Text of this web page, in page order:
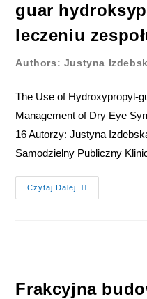
guar
leczeniu
Authors: Justyna
The Use of Hydroxypropyl-
Management of Dry Eye
16 Autorzy: Justyna
Samodzielny Publiczny
Czytaj Dalej
Frakcyjna